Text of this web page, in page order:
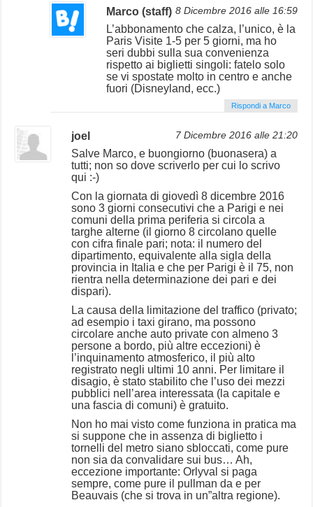
Marco (staff) 8 Dicembre 2016 alle 16:59
L’abbonamento che calza, l’unico, è la
Paris Visite 1-5 per 5 giorni, ma ho
seri dubbi sulla sua convenienza
rispetto ai biglietti singoli: fatelo solo
se vi spostate molto in centro e anche
fuori (Disneyland, ecc.)
Rispondi a Marco
joel 7 Dicembre 2016 alle 21:20
Salve Marco, e buongiorno (buonasera) a
tutti; non so dove scriverlo per cui lo scrivo
qui :-)
Con la giornata di giovedì 8 dicembre 2016
sono 3 giorni consecutivi che a Parigi e nei
comuni della prima periferia si circola a
targhe alterne (il giorno 8 circolano quelle
con cifra finale pari; nota: il numero del
dipartimento, equivalente alla sigla della
provincia in Italia e che per Parigi è il 75, non
rientra nella determinazione dei pari e dei
dispari).
La causa della limitazione del traffico (privato;
ad esempio i taxi girano, ma possono
circolare anche auto private con almeno 3
persone a bordo, più altre eccezioni) è
l’inquinamento atmosferico, il più alto
registrato negli ultimi 10 anni. Per limitare il
disagio, è stato stabilito che l’uso dei mezzi
pubblici nell’area interessata (la capitale e
una fascia di comuni) è gratuito.
Non ho mai visto come funziona in pratica ma
si suppone che in assenza di biglietto i
tornelli del metro siano sbloccati, come pure
non sia da convalidare sui bus… Ah,
eccezione importante: Orlyval si paga
sempre, come pure il pullman da e per
Beauvais (che si trova in un”altra regione).